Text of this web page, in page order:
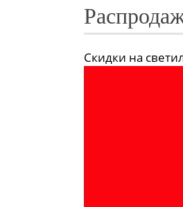
Скидки на